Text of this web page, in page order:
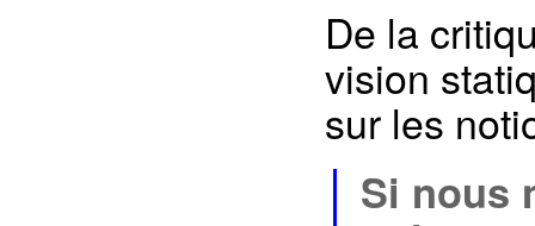
De la
vision
sur les
Si nous